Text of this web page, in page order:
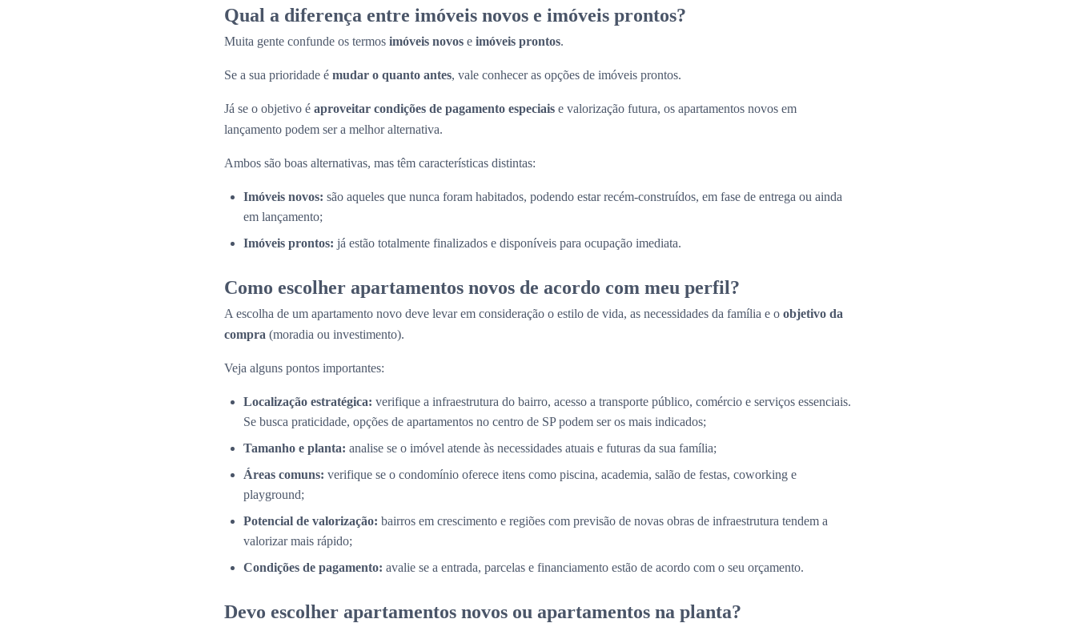
Qual a diferença entre imóveis novos e imóveis prontos?
Muita gente confunde os termos imóveis novos e imóveis prontos.
Se a sua prioridade é mudar o quanto antes, vale conhecer as opções de imóveis prontos.
Já se o objetivo é aproveitar condições de pagamento especiais e valorização futura, os apartamentos novos em
lançamento podem ser a melhor alternativa.
Ambos são boas alternativas, mas têm características distintas:
Imóveis novos: são aqueles que nunca foram habitados, podendo estar recém-construídos, em fase de entrega ou ainda
em lançamento;
Imóveis prontos: já estão totalmente finalizados e disponíveis para ocupação imediata.
Como escolher apartamentos novos de acordo com meu perfil?
A escolha de um apartamento novo deve levar em consideração o estilo de vida, as necessidades da família e o objetivo da
compra (moradia ou investimento).
Veja alguns pontos importantes:
Localização estratégica: verifique a infraestrutura do bairro, acesso a transporte público, comércio e serviços essenciais.
Se busca praticidade, opções de apartamentos no centro de SP podem ser os mais indicados;
Tamanho e planta: analise se o imóvel atende às necessidades atuais e futuras da sua família;
Áreas comuns: verifique se o condomínio oferece itens como piscina, academia, salão de festas, coworking e
playground;
Potencial de valorização: bairros em crescimento e regiões com previsão de novas obras de infraestrutura tendem a
valorizar mais rápido;
Condições de pagamento: avalie se a entrada, parcelas e financiamento estão de acordo com o seu orçamento.
Devo escolher apartamentos novos ou apartamentos na planta?